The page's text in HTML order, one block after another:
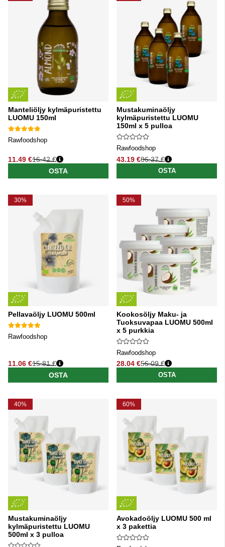
Manteliöljy kylmäpuristettu
LUOMU 150ml
Rawfoodshop
11.49 €
Normaali hinta
16.42 €
OSTA
Mustakuminaöljy
kylmäpuristettu LUOMU
150ml x 5 pulloa
Rawfoodshop
43.19 €
Normaali hinta
86.37 €
OSTA
30%
Pellavaöljy LUOMU 500ml
Rawfoodshop
11.06 €
Normaali hinta
15.81 €
OSTA
50%
Kookosöljy Maku- ja
Tuoksuvapaa LUOMU 500ml
x 5 purkkia
Rawfoodshop
28.04 €
Normaali hinta
56.09 €
OSTA
40%
Mustakuminaöljy
kylmäpuristettu LUOMU
500ml x 3 pulloa
60%
Avokadoöljy LUOMU 500 ml
x 3 pakettia